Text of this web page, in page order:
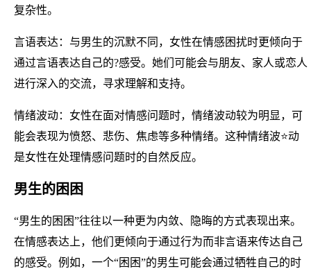
复杂性。
言语表达：与男生的沉默不同，女性在情感困扰时更倾向于
通过言语表达自己的?感受。她们可能会与朋友、家人或恋人
进行深入的交流，寻求理解和支持。
情绪波动：女性在面对情感问题时，情绪波动较为明显，可
能会表现为愤怒、悲伤、焦虑等多种情绪。这种情绪波⭐动
是女性在处理情感问题时的自然反应。
男生的困困
“男生的困困”往往以一种更为内敛、隐晦的方式表现出来。
在情感表达上，他们更倾向于通过行为而非言语来传达自己
的感受。例如，一个“困困”的男生可能会通过牺牲自己的时